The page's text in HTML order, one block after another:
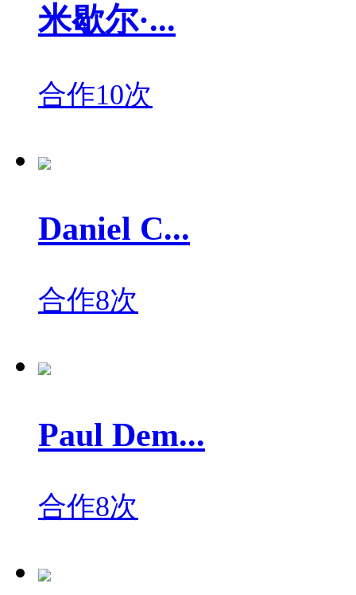
米歇尔·...
合作10次
Daniel C...
合作8次
Paul Dem...
合作8次